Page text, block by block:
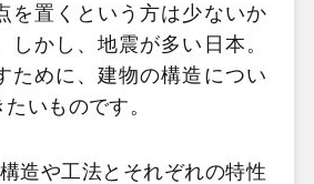
を置くという方は少ないか
しかし、地震が多い日本。
ために、建物の構造につい
いものです。
造や工法とそれぞれの特性